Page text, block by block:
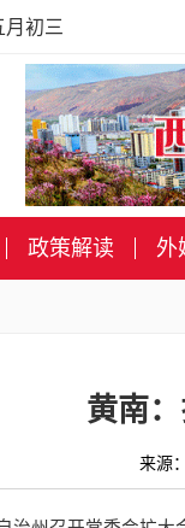
月初三
政策解读 外
黄南
来源